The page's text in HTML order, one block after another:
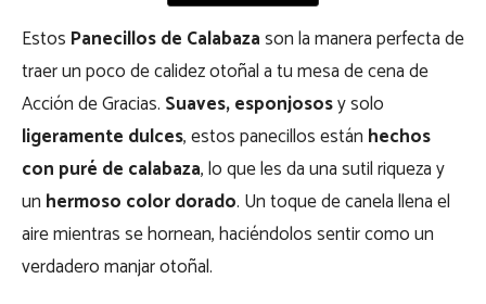
Estos Panecillos de Calabazason la manera perfecta de
traer un poco de calidez otoñal a tu mesa de cena de
Acción de Gracias. Suaves, esponjososy solo
ligeramente dulces, estos panecillos están hechos
con puré de calabaza, lo que les da una sutil riqueza y
un hermoso color dorado. Un toque de canela llena el
aire mientras se hornean, haciéndolos sentir como un
verdadero manjar otoñal.